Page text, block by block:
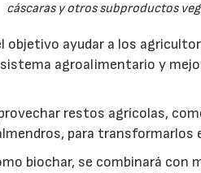
cáscaras y otros subproductos
objetivo ayudar a los
agroalimentario y
restos agrícolas,
para transformarlos
biochar, se combinará con